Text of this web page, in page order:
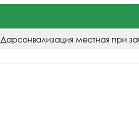
Дарсонвализация местная при